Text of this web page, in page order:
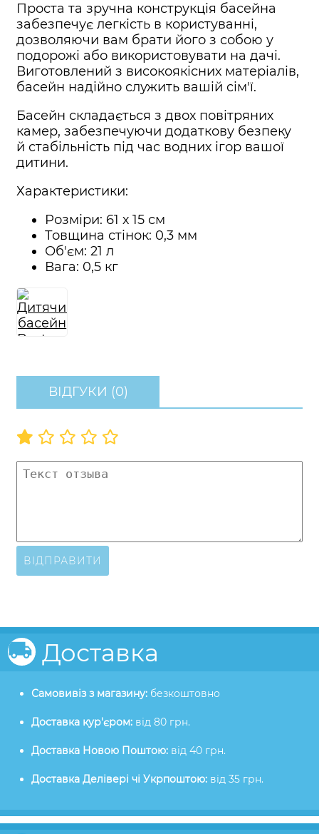
Проста та зручна конструкція басейна
забезпечує легкість в користуванні,
дозволяючи вам брати його з собою у
подорожі або використовувати на дачі.
Виготовлений з високоякісних матеріалів,
басейн надійно служить вашій сім'ї.
Басейн складається з двох повітряних
камер, забезпечуючи додаткову безпеку
й стабільність під час водних ігор вашої
дитини.
Характеристики:
Розміри: 61 х 15 см
Товщина стінок: 0,3 мм
Об'єм: 21 л
Вага: 0,5 кг
ВІДГУКИ (0)
ВІДПРАВИТИ
Доставка
Самовивіз з магазину: безкоштовно
Доставка кур'єром: від 80 грн.
Доставка Новою Поштою: від 40 грн.
Доставка Делівері чі Укрпоштою: від 35 грн.